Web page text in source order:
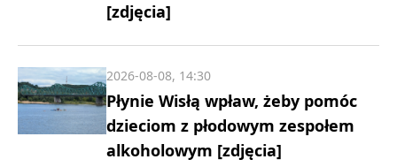
[zdjęcia]
Płynie Wisłą wpław, żeby pomóc
dzieciom z płodowym zespołem
alkoholowym [zdjęcia]
2026-08-08, 14:30